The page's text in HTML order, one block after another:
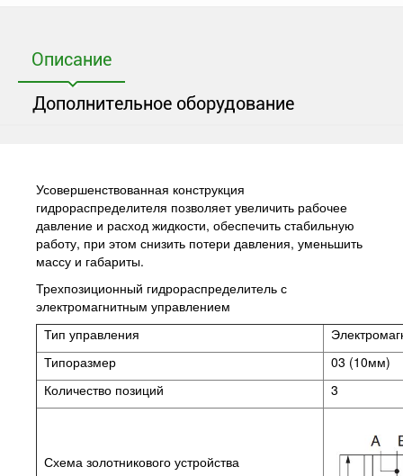
Описание
Дополнительное оборудование
Усовершенствованная конструкция
гидрораспределителя позволяет увеличить рабочее
давление и расход жидкости, обеспечить стабильную
работу, при этом снизить потери давления, уменьшить
массу и габариты.
Трехпозиционный гидрораспределитель с
электромагнитным управлением
Тип управления
Типоразмер
03 (10мм)
Количество позиций
3
Схема золотникового устройства